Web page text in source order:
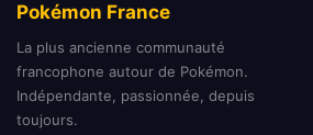
Pokémon France
La plus ancienne communauté
francophone autour de Pokémon.
Indépendante, passionnée, depuis
toujours.